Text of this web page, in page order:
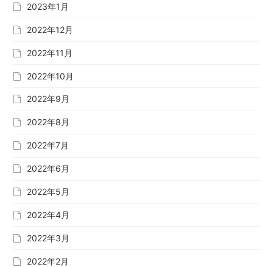
2023年1月
2022年12月
2022年11月
2022年10月
2022年9月
2022年8月
2022年7月
2022年6月
2022年5月
2022年4月
2022年3月
2022年2月